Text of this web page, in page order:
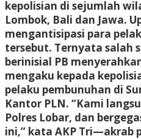
kepolisian di sejumlah
Lombok, Bali dan Jawa.
mengantisipasi para
tersebut. Ternyata salah
berinisial PB
mengaku kepada
pelaku pembunuhan di
Kantor PLN. “Kami
Polres Lobar, dan
ini,” kata AKP Tri—akrab